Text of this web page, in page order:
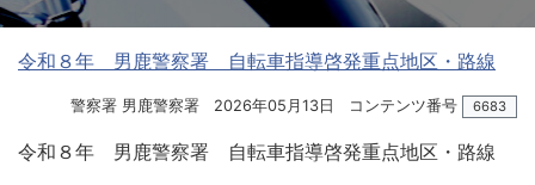
令和８年 男鹿警察署 自転車指導啓発重点地区・路線
警察署 男鹿警察署 2026年05月13日 コンテンツ番号 6683
令和８年 男鹿警察署 自転車指導啓発重点地区・路線